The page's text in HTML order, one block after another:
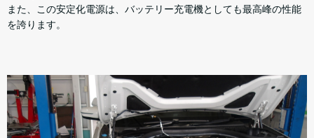
また、この安定化電源は、バッテリー充電機としても最高峰の性能
を誇ります。